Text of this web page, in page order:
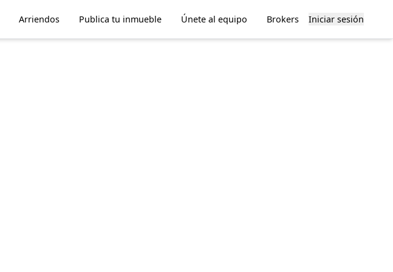
Arriendos Publica tu inmueble Únete al equipo Brokers Iniciar sesión